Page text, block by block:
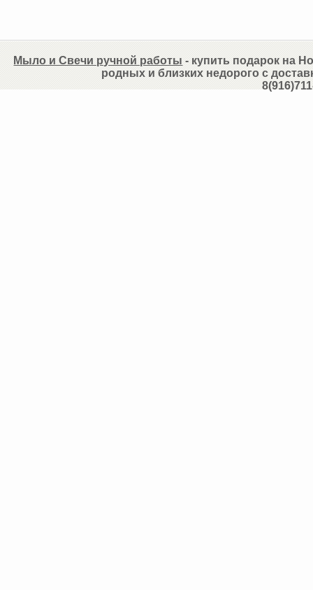
Мыло и Свечи ручной работы - купить подарок на
родных и близких недорого с